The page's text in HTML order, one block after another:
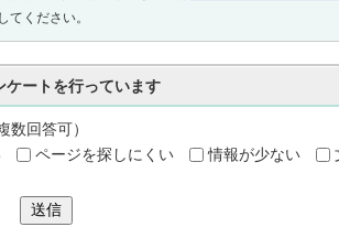
てください。
ケートを行っています
数回答可）
ページを探しにくい 情報が少ない
送信